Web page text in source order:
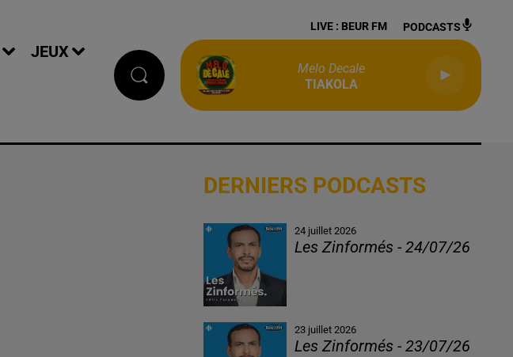
JEUX
LIVE : BEUR FM PODCASTS
Melo Decale
TIAKOLA
DERNIERS PODCASTS
24 juillet 2026
Les Zinformés - 24/07/26
23 juillet 2026
Les Zinformés - 23/07/26